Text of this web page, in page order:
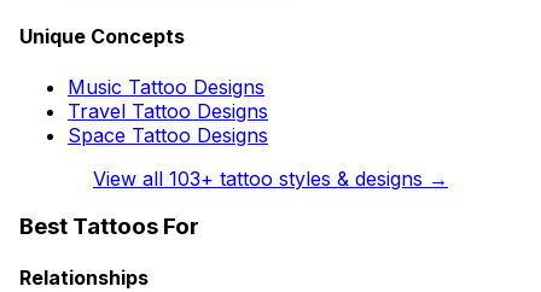
Unique Concepts
Music Tattoo Designs
Travel Tattoo Designs
Space Tattoo Designs
View all 103+ tattoo styles & designs →
Best Tattoos For
Relationships